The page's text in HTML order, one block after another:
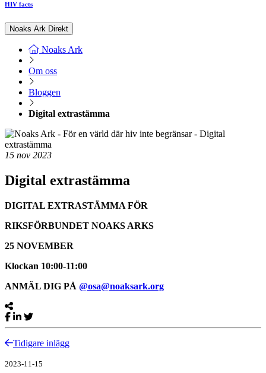
HIV facts
Noaks Ark Direkt
Noaks Ark
Om oss
Bloggen
Digital extrastämma
15 nov 2023
Digital extrastämma
DIGITAL EXTRASTÄMMA FÖR
RIKSFÖRBUNDET NOAKS ARKS
25 NOVEMBER
Klockan 10:00-11:00
ANMÄL DIG PÅ @osa@noaksark.org
Tidigare inlägg
2023-11-15